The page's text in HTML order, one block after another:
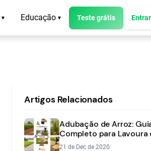
▾ Educação ▾ Teste grátis
Artigos Relacionados
Adubação de Arroz:
Completo para Lavoura
Sequeiro e Irrigada
21 de Dec de 2020